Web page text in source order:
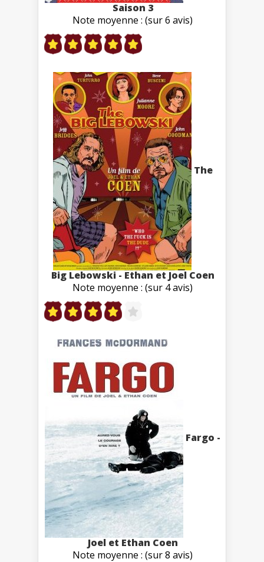
Saison 3
Note moyenne : (sur 6 avis)
The
Big Lebowski - Ethan et Joel Coen
Note moyenne : (sur 4 avis)
Fargo -
Joel et Ethan Coen
Note moyenne : (sur 8 avis)